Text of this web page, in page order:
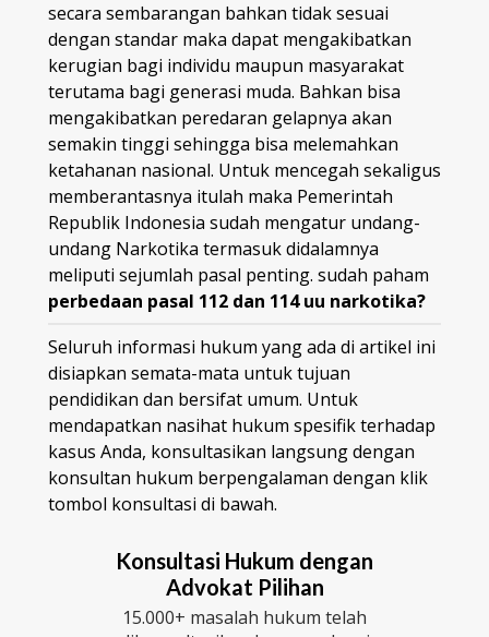
secara sembarangan bahkan tidak sesuai
dengan standar maka dapat mengakibatkan
kerugian bagi individu maupun masyarakat
terutama bagi generasi muda. Bahkan bisa
mengakibatkan peredaran gelapnya akan
semakin tinggi sehingga bisa melemahkan
ketahanan nasional. Untuk mencegah sekaligus
memberantasnya itulah maka Pemerintah
Republik Indonesia sudah mengatur undang-
undang Narkotika termasuk didalamnya
meliputi sejumlah pasal penting. sudah paham
perbedaan pasal 112 dan 114 uu narkotika?
Seluruh informasi hukum yang ada di artikel ini
disiapkan semata-mata untuk tujuan
pendidikan dan bersifat umum. Untuk
mendapatkan nasihat hukum spesifik terhadap
kasus Anda, konsultasikan langsung dengan
konsultan hukum berpengalaman dengan klik
tombol konsultasi di bawah.
Konsultasi Hukum dengan
Advokat Pilihan
15.000+ masalah hukum telah